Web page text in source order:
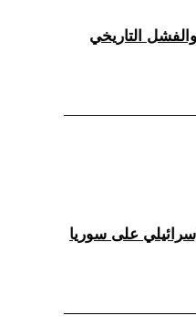
والفشل التاريخي
على سوريا